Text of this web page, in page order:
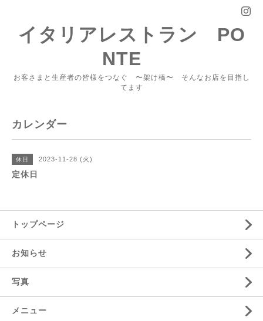
イタリアレストラン PO
NTE
お客さまと生産者の皆様をつなぐ 〜架け橋〜 そんなお店を目指し
てます
カレンダー
休日 2023-11-28 (火)
定休日
トップページ
お知らせ
写真
メニュー